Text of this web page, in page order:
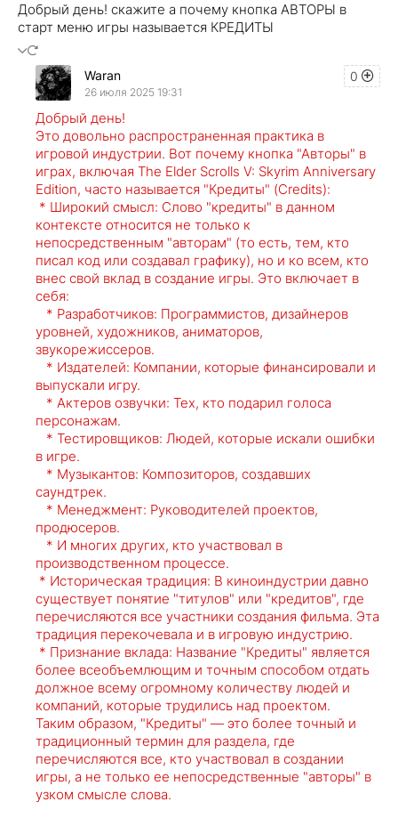
Добрый день! скажите а почему кнопка АВТОРЫ в
старт меню игры называется КРЕДИТЫ
0
Waran
26 июля 2025 19:31
Добрый день!
Это довольно распространенная практика в
игровой индустрии. Вот почему кнопка "Авторы" в
играх, включая The Elder Scrolls V: Skyrim Anniversary
Edition, часто называется "Кредиты" (Credits):
* Широкий смысл: Слово "кредиты" в данном
контексте относится не только к
непосредственным "авторам" (то есть, тем, кто
писал код или создавал графику), но и ко всем, кто
внес свой вклад в создание игры. Это включает в
себя:
* Разработчиков: Программистов, дизайнеров
уровней, художников, аниматоров,
звукорежиссеров.
* Издателей: Компании, которые финансировали и
выпускали игру.
* Актеров озвучки: Тех, кто подарил голоса
персонажам.
* Тестировщиков: Людей, которые искали ошибки
в игре.
* Музыкантов: Композиторов, создавших
саундтрек.
* Менеджмент: Руководителей проектов,
продюсеров.
* И многих других, кто участвовал в
производственном процессе.
* Историческая традиция: В киноиндустрии давно
существует понятие "титулов" или "кредитов", где
перечисляются все участники создания фильма. Эта
традиция перекочевала и в игровую индустрию.
* Признание вклада: Название "Кредиты" является
более всеобъемлющим и точным способом отдать
должное всему огромному количеству людей и
компаний, которые трудились над проектом.
Таким образом, "Кредиты" — это более точный и
традиционный термин для раздела, где
перечисляются все, кто участвовал в создании
игры, а не только ее непосредственные "авторы" в
узком смысле слова.